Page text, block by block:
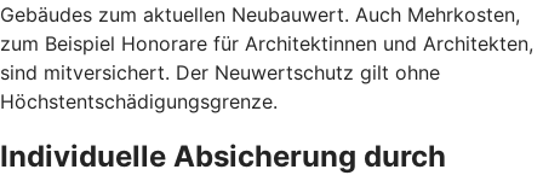
Gebäudes zum aktuellen Neubauwert. Auch Mehrkosten,
zum Beispiel Honorare für Architektinnen und Architekten,
sind mitversichert. Der Neuwertschutz gilt ohne
Höchstentschädigungsgrenze.
Individuelle Absicherung durch